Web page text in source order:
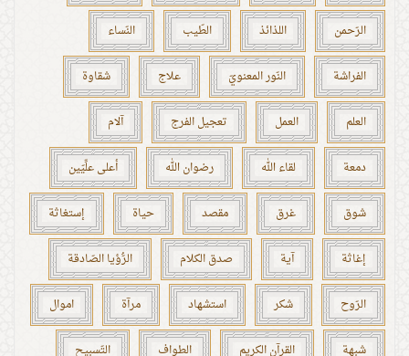
الرّحمن اللذائذ الطّيب النّساء
الفراشة النّور المعنويّ علاج شقاوة
العلم العمل تعجيل الفرج آلام
دمعة لقاء الله رضوان الله أعلى علِّيّين
شوق غرق مقصد حياة إستغاثة
إغاثة آية صدق الكلام الرُّؤيا الصّادقة
الرّوح شكر استشهاد مرآة اموال
شبهة القرآن الكريم الطواف التّسبيح